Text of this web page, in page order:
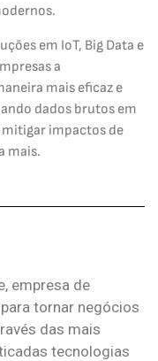
em IoT, Big Data e
a
mais eficaz e
dados brutos em
mitigar impactos de
mais.
empresa de
tornar negócios
das mais
tecnologias